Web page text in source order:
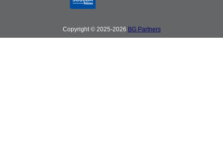
Copyright © 2025-2026 BG Partners